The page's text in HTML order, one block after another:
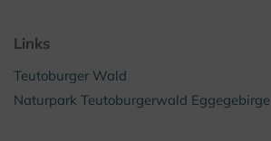
Links
Teutoburger Wald
Naturpark Teutoburgerwald Eggegebirge